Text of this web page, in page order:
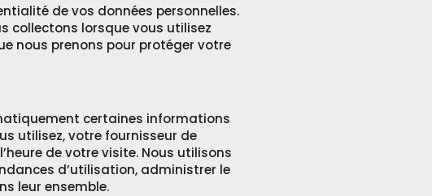
de vos données personnelles.
collectons lorsque vous utilisez
nous prenons pour protéger votre
certaines informations
utilisez, votre fournisseur de
de votre visite. Nous utilisons
d’utilisation, administrer le
leur ensemble.